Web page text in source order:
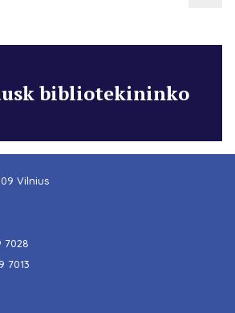
bibliotekininko
Vilnius
7028
7013